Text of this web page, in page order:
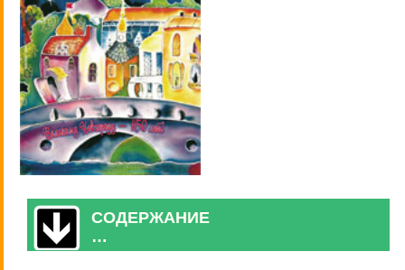
СОДЕРЖАНИЕ
…